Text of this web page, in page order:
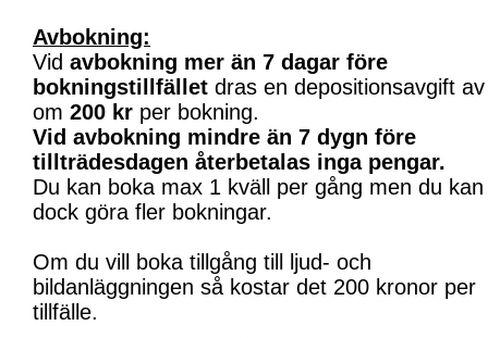
Avbokning:
Vid avbokning mer än 7 dagar före
bokningstillfället dras en depositionsavgift av
om 200 kr per bokning.
Vid avbokning mindre än 7 dygn före
tillträdesdagen återbetalas inga pengar.
Du kan boka max 1 kväll per gång men du kan
dock göra fler bokningar.
Om du vill boka tillgång till ljud- och
bildanläggningen så kostar det 200 kronor per
tillfälle.